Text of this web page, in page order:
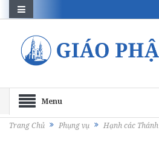
Menu
Trang Chủ Phụng vụ Hạnh các Thánh